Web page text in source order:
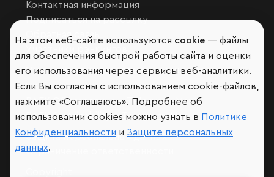
Контактная информация
Подписаться на рассылку
Обратная связь
Участники рэнкингов
Мы в социальных сетях и мессенджерах
VK
RAEX Образование – Telegram,Max
RAEX Sustainability –Telegram,Max
Защита персональных данных
Ограничение ответственности
На этом веб-сайте используются cookie — файлы
для обеспечения быстрой работы сайта и оценки
его использования через сервисы веб-аналитики.
Если Вы согласны с использованием cookie-файлов,
нажмите «Соглашаюсь». Подробнее об
использовании cookies можно узнать в Политике
Конфиденциальности и Защите персональных
данных.